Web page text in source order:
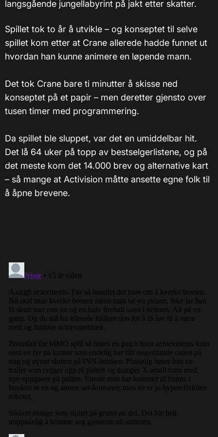
langsgående jungellabyrint på jakt etter skatter.
Spillet tok to år å utvikle – og konseptet til selve
spillet kom etter at Crane allerede hadde funnet ut
hvordan han kunne animere en løpende mann.
Det tok Crane bare ti minutter å skisse ned
konseptet på et papir – men deretter gjensto over
tusen timer med programmering.
Da spillet ble sluppet, var det en umiddelbar hit.
Det lå 64 uker på topp av bestselgerlistene, og på
det meste kom det 14.000 brev og alternative kart
– så mange at Activision måtte ansette egne folk til
å åpne brevene.